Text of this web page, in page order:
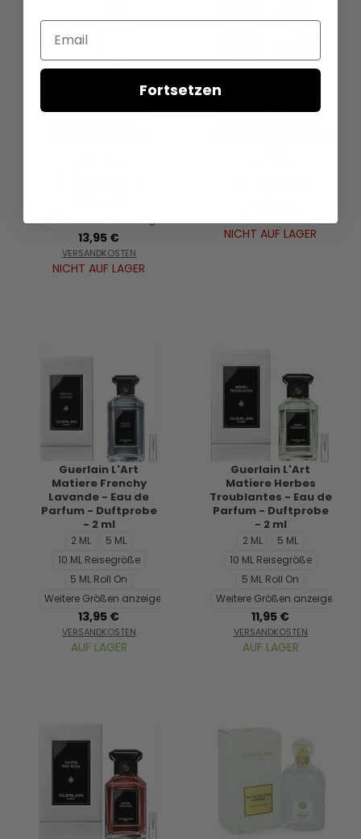
Matiere Eau de Lit -
13,95 €
VERSANDKOSTEN
NICHT AUF LAGER
Matiere Embruns
NICHT AUF LAGER
Guerlain L'Art
Matiere Frenchy
Lavande - Eau de
Parfum - Duftprobe
- 2 ml
2 ML
5 ML
10 ML Reisegröße
5 ML Roll On
Weitere Größen anzeigen...
13,95 €
VERSANDKOSTEN
AUF LAGER
Guerlain L'Art
Matiere Herbes
Troublantes - Eau de
Parfum - Duftprobe
- 2 ml
2 ML
5 ML
10 ML Reisegröße
5 ML Roll On
Weitere Größen anzeigen...
11,95 €
VERSANDKOSTEN
AUF LAGER
Email
Fortsetzen